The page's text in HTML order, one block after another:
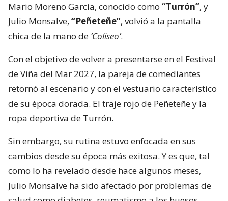
Mario Moreno García, conocido como “Turrón”, y
Julio Monsalve, “Peñeteñe”, volvió a la pantalla
chica de la mano de ‘Coliseo’.
Con el objetivo de volver a presentarse en el Festival
de Viña del Mar 2027, la pareja de comediantes
retornó al escenario y con el vestuario característico
de su época dorada. El traje rojo de Peñeteñe y la
ropa deportiva de Turrón.
Sin embargo, su rutina estuvo enfocada en sus
cambios desde su época más exitosa. Y es que, tal
como lo ha revelado desde hace algunos meses,
Julio Monsalve ha sido afectado por problemas de